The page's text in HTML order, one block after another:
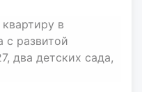
в
с развитой
два детских сада,